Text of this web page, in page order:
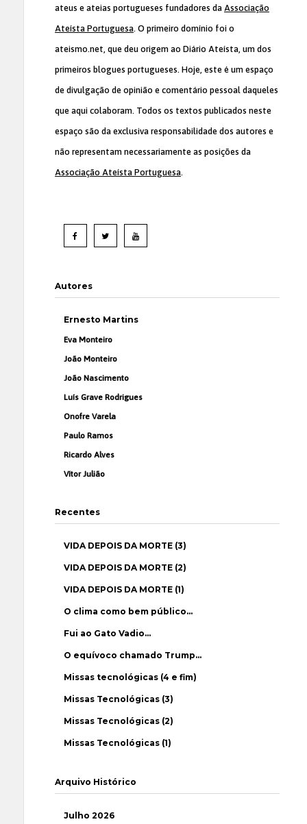
ateus e ateias portugueses fundadores da Associação
Ateísta Portuguesa. O primeiro domínio foi o
ateismo.net, que deu origem ao Diário Ateísta, um dos
primeiros blogues portugueses. Hoje, este é um espaço
de divulgação de opinião e comentário pessoal daqueles
que aqui colaboram. Todos os textos publicados neste
espaço são da exclusiva responsabilidade dos autores e
não representam necessariamente as posições da
Associação Ateísta Portuguesa.
Autores
Ernesto Martins
Eva Monteiro
João Monteiro
João Nascimento
Luís Grave Rodrigues
Onofre Varela
Paulo Ramos
Ricardo Alves
Vítor Julião
Recentes
VIDA DEPOIS DA MORTE (3)
VIDA DEPOIS DA MORTE (2)
VIDA DEPOIS DA MORTE (1)
O clima como bem público…
Fui ao Gato Vadio…
O equívoco chamado Trump…
Missas tecnológicas (4 e fim)
Missas Tecnológicas (3)
Missas Tecnológicas (2)
Missas Tecnológicas (1)
Arquivo Histórico
Julho 2026